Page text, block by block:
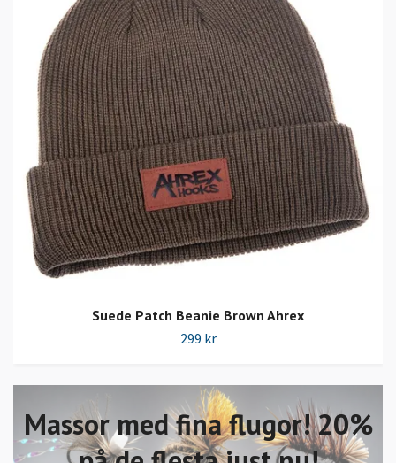
Massor med fina flugor! 20%
Suede Patch Beanie Brown Ahrex
299 kr